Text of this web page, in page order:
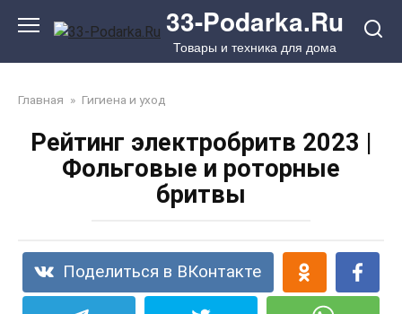
33-Podarka.Ru
Товары и техника для дома
Главная » Гигиена и уход
Рейтинг электробритв 2023 |
Фольговые и роторные
бритвы
Поделиться в ВКонтакте